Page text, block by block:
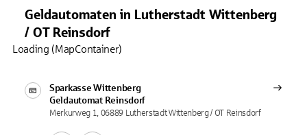
Geldautomaten in Lutherstadt Wittenberg
/ OT Reinsdorf
Sparkasse Wittenberg
Geldautomat Reinsdorf
Merkurweg 1, 06889 Lutherstadt Wittenberg / OT Reinsdorf
Loading (MapContainer)